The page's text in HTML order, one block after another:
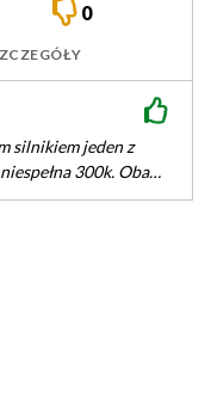
0
silnikiem jeden z
300k. Oba…